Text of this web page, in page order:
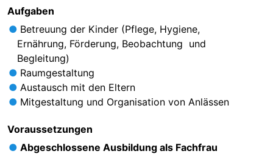
Aufgaben
Betreuung der Kinder (Pflege, Hygiene,
Ernährung, Förderung, Beobachtung und
Begleitung)
Raumgestaltung
Austausch mit den Eltern
Mitgestaltung und Organisation von Anlässen
Voraussetzungen
Abgeschlossene Ausbildung als Fachfrau